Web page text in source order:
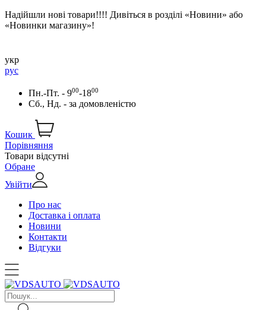
Надійшли нові товари!!!! Дивіться в розділі «Новини» або
«Новинки магазину»!
укр
рус
Пн.-Пт. - 900-1800
Сб., Нд. - за домовленістю
Кошик
Порівняння
Товари відсутні
Обране
Увійти
Про нас
Доставка і оплата
Новини
Контакти
Відгуки